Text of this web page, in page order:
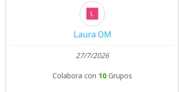
Laura OM
27/7/2026
Colabora con 10 Grupos